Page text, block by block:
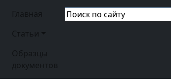
Основная навигация